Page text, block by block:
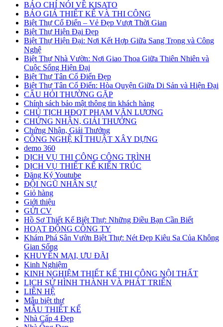
BÁO CHÍ NÓI VỀ KISATO
BÁO GIÁ THIẾT KẾ VÀ THI CÔNG
Biệt Thự Cổ Điển – Vẻ Đẹp Vượt Thời Gian
Biệt Thự Hiện Đại Đẹp
Biệt Thự Hiện Đại: Nơi Kết Hợp Giữa Sang Trọng và Công
Nghệ
Biệt Thự Nhà Vườn: Nơi Giao Thoa Giữa Thiên Nhiên và
Cuộc Sống Hiện Đại
Biệt Thự Tân Cổ Điển Đẹp
Biệt Thự Tân Cổ Điển: Hòa Quyện Giữa Di Sản và Hiện Đại
CÂU HỎI THƯỜNG GẶP
Chính sách bảo mật thông tin khách hàng
CHỦ TỊCH HĐQT PHẠM VĂN LƯƠNG
CHỨNG NHẬN, GIẢI THƯỞNG
Chứng Nhận, Giải Thưởng
CÔNG NGHỆ KĨ THUẬT XÂY DỰNG
demo 360
DỊCH VỤ THI CÔNG CÔNG TRÌNH
DỊCH VỤ THIẾT KẾ KIẾN TRÚC
Đăng Ký Youtube
ĐỘI NGŨ NHÂN SỰ
Giỏ hàng
Giới thiệu
GỬI CV
Hồ Sơ Thiết Kế Biệt Thự: Những Điều Bạn Cần Biết
HOẠT ĐỘNG CÔNG TY
Khám Phá Sân Vườn Biệt Thự: Nét Đẹp Kiêu Sa Của Không
Gian Sống
KHUYẾN MẠI, ƯU ĐÃI
Kinh Nghiệm
KINH NGHIỆM THIẾT KẾ THI CÔNG NỘI THẤT
LỊCH SỬ HÌNH THÀNH VÀ PHÁT TRIỂN
LIÊN HỆ
Mẫu biệt thự
MẪU THIẾT KẾ
Nhà Cấp 4 Đẹp